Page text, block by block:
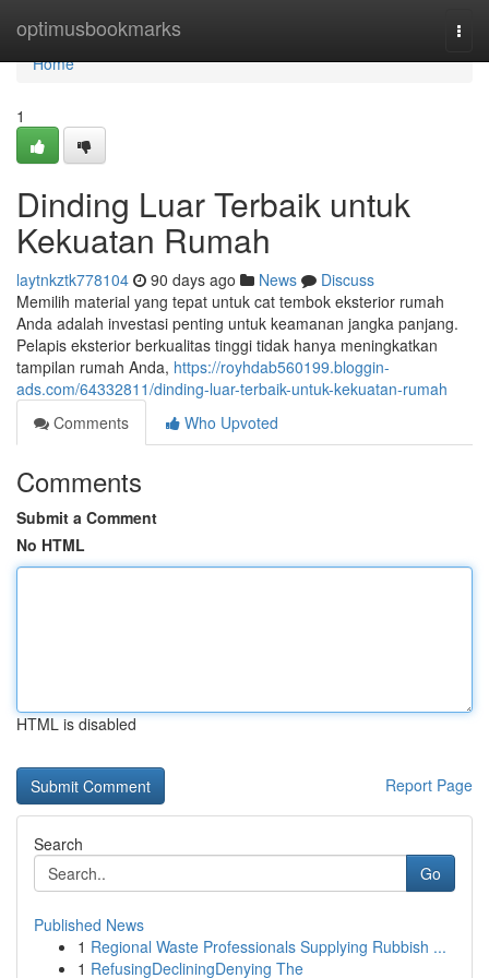
optimusbookmarks
Home
Home
1
Dinding Luar Terbaik untuk
Kekuatan Rumah
laytnkztk778104 90 days ago News
Discuss
Memilih material yang tepat untuk cat tembok eksterior rumah
Anda adalah investasi penting untuk keamanan jangka panjang.
Pelapis eksterior berkualitas tinggi tidak hanya meningkatkan
tampilan rumah Anda, https://royhdab560199.bloggin-
ads.com/64332811/dinding-luar-terbaik-untuk-kekuatan-rumah
Comments
Who Upvoted
Comments
Submit a Comment
No HTML
HTML is disabled
Report Page
Search
Go
Published News
1 Regional Waste Professionals Supplying Rubbish ...
1 RefusingDecliningDenying The